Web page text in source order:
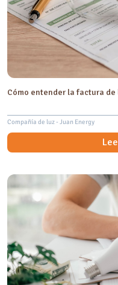
Cómo entender la factura
Compañía de luz - Juan Energy